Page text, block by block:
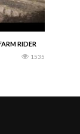
RIDER
1535